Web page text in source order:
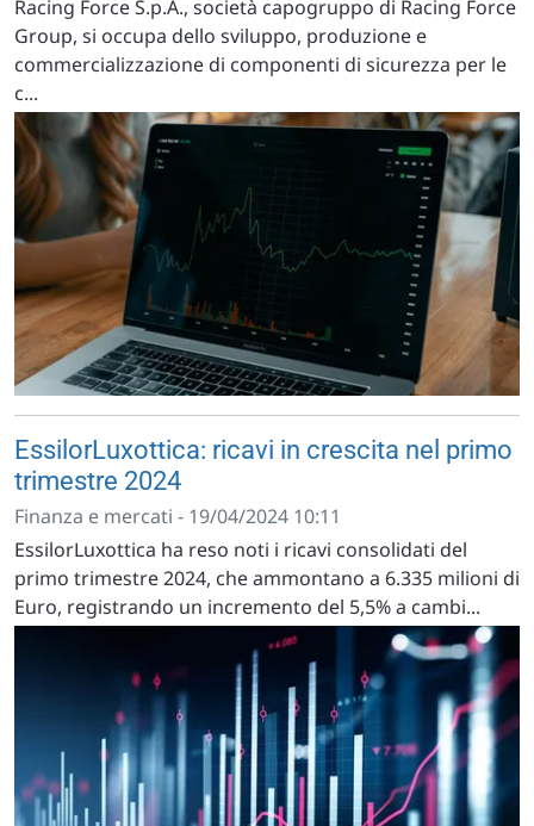
Racing Force S.p.A., società capogruppo di Racing Force
Group, si occupa dello sviluppo, produzione e
commercializzazione di componenti di sicurezza per le
c...
EssilorLuxottica: ricavi in crescita nel primo
trimestre 2024
Finanza e mercati - 19/04/2024 10:11
EssilorLuxottica ha reso noti i ricavi consolidati del
primo trimestre 2024, che ammontano a 6.335 milioni di
Euro, registrando un incremento del 5,5% a cambi...